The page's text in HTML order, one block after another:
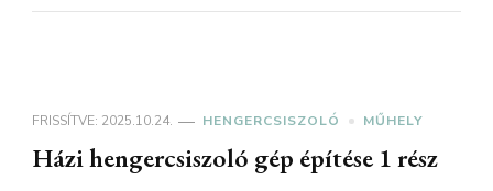
FRISSÍTVE: 2025.10.24. HENGERCSISZOLÓ MŰHELY
Házi hengercsiszoló gép építése 1 rész